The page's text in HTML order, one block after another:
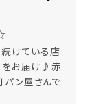
けている店
をお届け♪赤
ン屋さんで